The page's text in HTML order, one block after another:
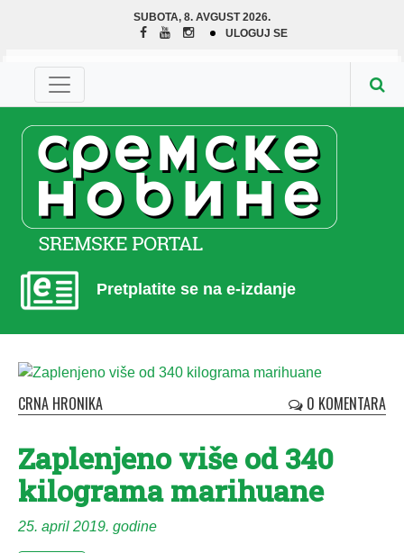
SUBOTA, 8. AVGUST 2026.
ULOGUJ SE
Pretplatite se na e-izdanje
CRNA HRONIKA 0 KOMENTARA
Zaplenjeno više od 340
kilograma marihuane
25. april 2019. godine